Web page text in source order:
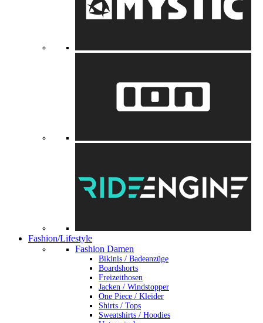
Fashion/Lifestyle
Fashion Damen
Bikinis / Badeanzüge
Boardshorts
Freizeithosen
Jacken / Windstopper
One Piece / Kleider
Shirts / Tops
Sweatshirts / Hoodies